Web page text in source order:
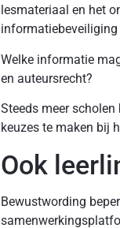
lesmateriaal en het
informatiebeveiliging
Welke informatie
en auteursrecht?
Steeds meer
keuzes te maken bij
Ook
Bewustwording